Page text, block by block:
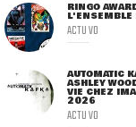
RINGO
L'ENSEMBLE
ACTU VO
AUTOMATIC
ASHLEY
VIE CHEZ
2026
ACTU VO